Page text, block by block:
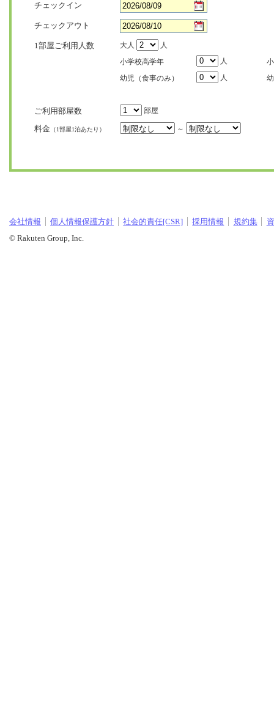
チェックイン
チェックアウト
1部屋ご利用人数 大人
人
小学校高学年
人
幼児（食事のみ）
人
ご利用部屋数 部屋
料金 （1部屋1泊あたり） ～
会社情報 個人情報保護方針 社会的責任[CSR] 採用情報 規約集
© Rakuten Group, Inc.